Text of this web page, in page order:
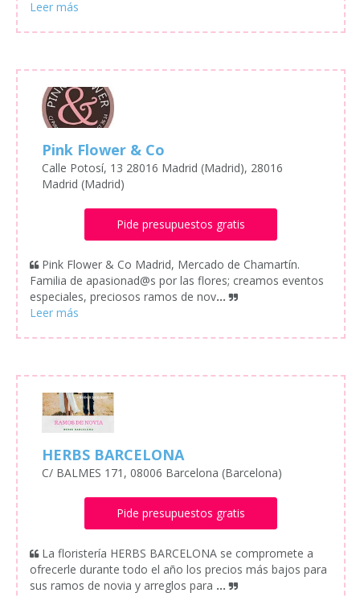
Pink Flower & Co
Calle Potosí, 13 28016 Madrid (Madrid), 28016
Madrid (Madrid)
Pide presupuestos gratis
Pink Flower & Co Madrid, Mercado de Chamartín.
Familia de apasionad@s por las flores; creamos eventos
especiales, preciosos ramos de nov...
HERBS BARCELONA
C/ BALMES 171, 08006 Barcelona (Barcelona)
Pide presupuestos gratis
La floristería HERBS BARCELONA se compromete a
ofrecerle durante todo el año los precios más bajos para
sus ramos de novia y arreglos para ...